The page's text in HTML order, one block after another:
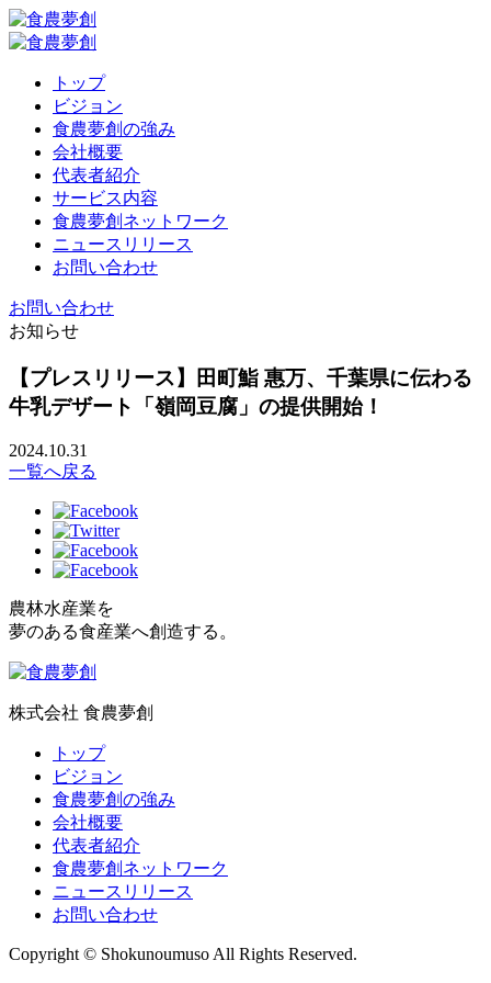
トップ
ビジョン
食農夢創の強み
会社概要
代表者紹介
サービス内容
食農夢創ネットワーク
ニュースリリース
お問い合わせ
お問い合わせ
お知らせ
【プレスリリース】田町鮨 惠万、千葉県に伝わる
牛乳デザート「嶺岡豆腐」の提供開始！
2024.10.31
一覧へ戻る
農林水産業を
夢のある食産業へ創造する。
株式会社 食農夢創
トップ
ビジョン
食農夢創の強み
会社概要
代表者紹介
食農夢創ネットワーク
ニュースリリース
お問い合わせ
Copyright © Shokunoumuso All Rights Reserved.